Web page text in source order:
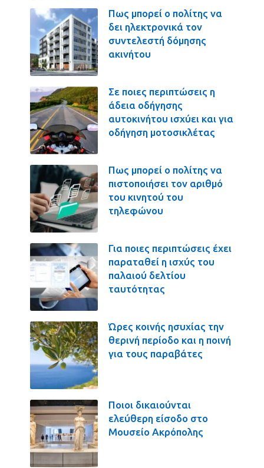
Πως μπορεί ο πολίτης να
δει ηλεκτρονικά τον
συντελεστή δόμησης
ακινήτου
Σε ποιες περιπτώσεις η
άδεια οδήγησης
αυτοκινήτου ισχύει και για
οδήγηση μοτοσικλέτας
Πως μπορεί ο πολίτης να
πιστοποιήσει τον αριθμό
του κινητού του
τηλεφώνου
Για ποιες περιπτώσεις έχει
παραταθεί η ισχύς του
παλαιού δελτίου
ταυτότητας
Ώρες κοινής ησυχίας την
θερινή περίοδο και η ποινή
για τους παραβάτες
Ποιοι δικαιούνται
ελεύθερη είσοδο στο
Μουσείο Ακρόπολης